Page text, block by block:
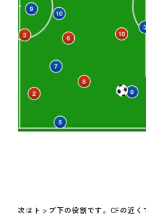
次はトップ下の役割です。CFの近く